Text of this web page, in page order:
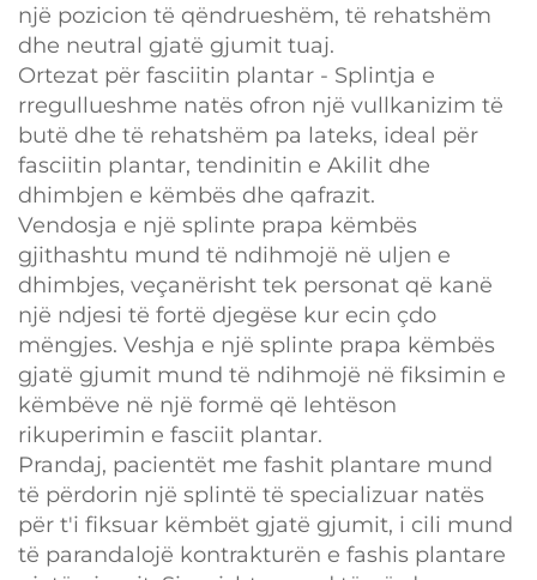
një pozicion të qëndrueshëm, të rehatshëm
dhe neutral gjatë gjumit tuaj.
Ortezat për fasciitin plantar - Splintja e
rregullueshme natës ofron një vullkanizim të
butë dhe të rehatshëm pa lateks, ideal për
fasciitin plantar, tendinitin e Akilit dhe
dhimbjen e këmbës dhe qafrazit.
Vendosja e një splinte prapa këmbës
gjithashtu mund të ndihmojë në uljen e
dhimbjes, veçanërisht tek personat që kanë
një ndjesi të fortë djegëse kur ecin çdo
mëngjes. Veshja e një splinte prapa këmbës
gjatë gjumit mund të ndihmojë në fiksimin e
këmbëve në një formë që lehtëson
rikuperimin e fasciit plantar.
Prandaj, pacientët me fashit plantare mund
të përdorin një splintë të specializuar natës
për t'i fiksuar këmbët gjatë gjumit, i cili mund
të parandalojë kontrakturën e fashis plantare